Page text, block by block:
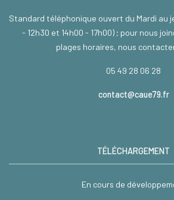
Standard téléphonique ouvert du Mardi au
- 12h30 et 14h00 - 17h00) ; pour nous
plages horaires, nous
05 49 28 06 28
contact@caue79.fr
TÉLÉCHARGEMENT
En cours de